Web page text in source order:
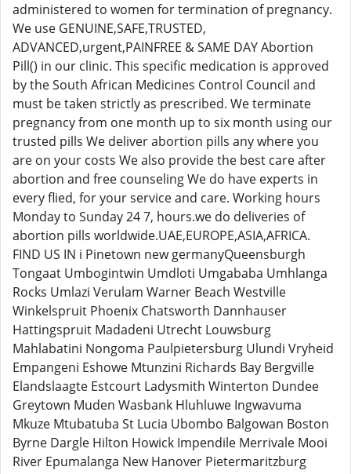
administered to women for termination of pregnancy.
We use GENUINE,SAFE,TRUSTED,
ADVANCED,urgent,PAINFREE & SAME DAY Abortion
Pill() in our clinic. This specific medication is approved
by the South African Medicines Control Council and
must be taken strictly as prescribed. We terminate
pregnancy from one month up to six month using our
trusted pills We deliver abortion pills any where you
are on your costs We also provide the best care after
abortion and free counseling We do have experts in
every flied, for your service and care. Working hours
Monday to Sunday 24 7, hours.we do deliveries of
abortion pills worldwide.UAE,EUROPE,ASIA,AFRICA.
FIND US IN i Pinetown new germanyQueensburgh
Tongaat Umbogintwin Umdloti Umgababa Umhlanga
Rocks Umlazi Verulam Warner Beach Westville
Winkelspruit Phoenix Chatsworth Dannhauser
Hattingspruit Madadeni Utrecht Louwsburg
Mahlabatini Nongoma Paulpietersburg Ulundi Vryheid
Empangeni Eshowe Mtunzini Richards Bay Bergville
Elandslaagte Estcourt Ladysmith Winterton Dundee
Greytown Muden Wasbank Hluhluwe Ingwavuma
Mkuze Mtubatuba St Lucia Ubombo Balgowan Boston
Byrne Dargle Hilton Howick Impendile Merrivale Mooi
River Epumalanga New Hanover Pietermaritzburg